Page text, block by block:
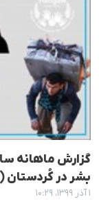
گزارش ماهانە
بشر در کُردستان
۱ آذر ۱۳۹۹، ۱۰:۲۹